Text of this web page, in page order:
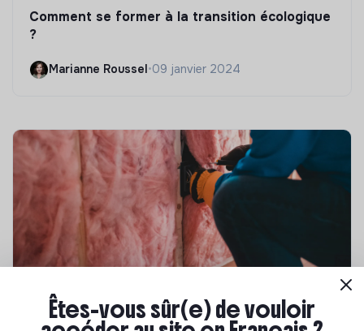
Comment se former à la transition écologique
?
Marianne Roussel •09 janvier 2024
Compétences & formations
Top 8 des formations en rénovation
Êtes-vous sûr(e) de vouloir